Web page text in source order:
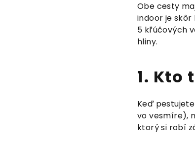
Obe cesty
indoor je
5 kľúčových
hliny.
1.
Keď pestujete
vo vesmíre),
ktorý si robí